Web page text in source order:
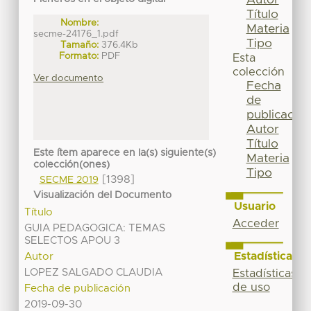
Nombre:
secme-24176_1.pdf
Tamaño: 376.4Kb
Formato: PDF
Ver documento
Este ítem aparece en la(s) siguiente(s)
colección(ones)
SECME 2019
[1398]
Visualización del Documento
Título
GUIA PEDAGOGICA: TEMAS
SELECTOS APOU 3
Autor
LOPEZ SALGADO CLAUDIA
Fecha de publicación
2019-09-30
Título
Materia
Tipo
Esta
colección
Fecha
de
publicación
Autor
Título
Materia
Tipo
Usuario
Acceder
Estadísticas
Estadísticas
de uso